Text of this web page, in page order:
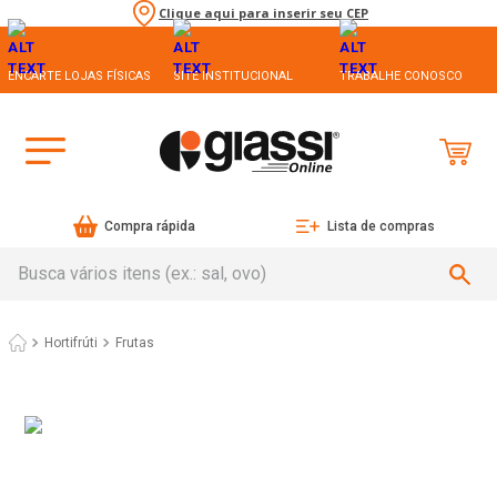
Clique aqui para inserir seu CEP
ENCARTE LOJAS FÍSICAS SITE INSTITUCIONAL TRABALHE CONOSCO
Compra rápida Lista de compras
Hortifrúti Frutas